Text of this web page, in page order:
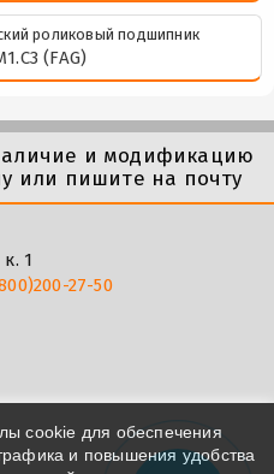
роликовый подшипник
(FAG)
и модификацию
или пишите на почту
1
27-50
cookie для обеспечения
и повышения удобства